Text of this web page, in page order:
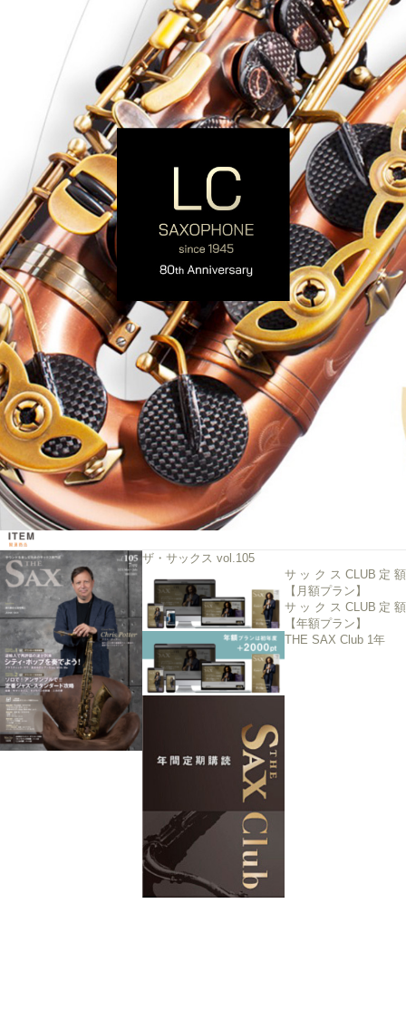
ザ・サックス vol.105
サックスCLUB定額
【月額プラン】
サックスCLUB定額
【年額プラン】
THE SAX Club 1年